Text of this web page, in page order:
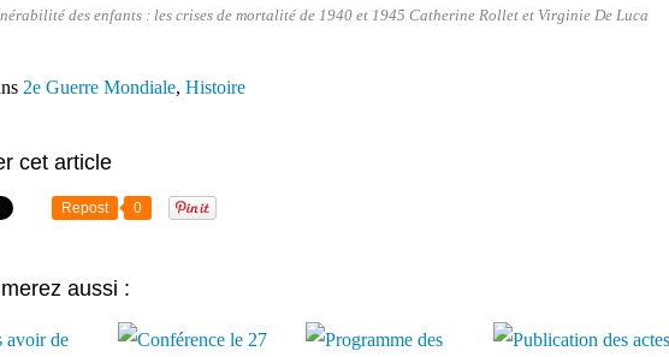
des enfants : les crises de mortalité de 1940 et 1945 Catherine Rollet et Virginie De Luca
2e Guerre Mondiale, Histoire
cet article
Repost 0
aussi :